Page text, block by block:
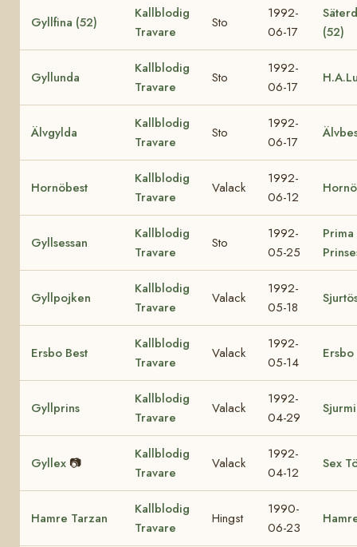
Gyllfina (52)
Kallblodig
Travare
Sto
1992-
06-17
(52)
Gyllunda
Kallblodig
Travare
Sto
1992-
06-17
Älvgylda
Kallblodig
Travare
Sto
1992-
06-17
Hornöbest
Kallblodig
Travare
Valack
1992-
06-12
Gyllsessan
Kallblodig
Travare
Sto
1992-
05-25
Prima
Gyllpojken
Kallblodig
Travare
Valack
1992-
05-18
Ersbo Best
Kallblodig
Travare
Valack
1992-
05-14
Ersbo
Gyllprins
Kallblodig
Travare
Valack
1992-
04-29
Gyllex 📷
Kallblodig
Travare
Valack
1992-
04-12
Sex
Hamre Tarzan
Kallblodig
Travare
Hingst
1990-
06-23